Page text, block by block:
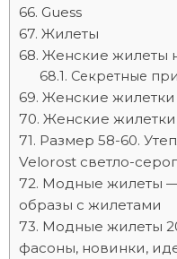
Guess
Жилеты
Женские жилеты
Секретные
Женские
Женские
Размер 58-60.
Velorost светло-
Модные жилеты —
образы с жилетами
Модные жилеты
фасоны, новинки,